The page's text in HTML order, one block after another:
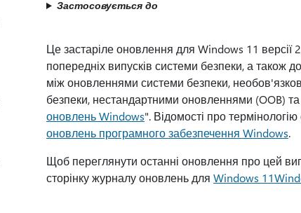
Застосовується до
Це застаріле оновлення для Windows 11 версії
попередніх випусків системи безпеки, а також
між оновленнями системи безпеки,
безпеки, нестандартними оновленнями (OOB)
оновлень Windows". Відомості про
оновлень програмного забезпечення Windows.
Щоб переглянути останні оновлення про цей
сторінку журналу оновлень для Windows